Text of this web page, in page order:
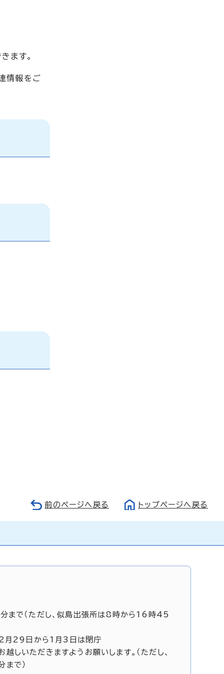
ます。
情報をご
前のページへ戻る トップページへ戻る
で（ただし、似島出張所は8時から16時45
月29日から1月3日は閉庁
しいただきますようお願いします。（ただし、
で）